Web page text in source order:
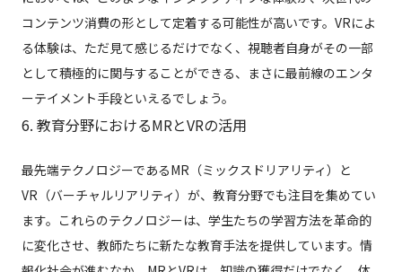
コンテンツ消費の形として定着する可能性が高いです。VRによ
る体験は、ただ見て感じるだけでなく、視聴者自身がその一部
として積極的に関与することができる、まさに最前線のエンタ
ーテイメント手段といえるでしょう。
6. 教育分野におけるMRとVRの活用
最先端テクノロジーであるMR（ミックスドリアリティ）と
VR（バーチャルリアリティ）が、教育分野でも注目を集めてい
ます。これらのテクノロジーは、学生たちの学習方法を革命的
に変化させ、教師たちに新たな教育手法を提供しています。情